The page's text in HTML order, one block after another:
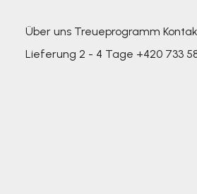
Über uns Treueprogramm
Lieferung 2 - 4 Tage +420 733